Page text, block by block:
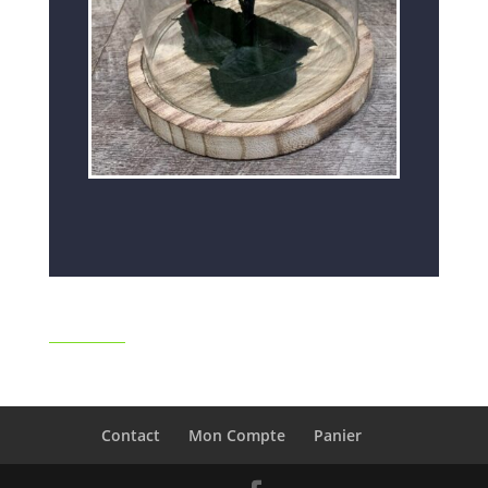
Contact Mon Compte Panier